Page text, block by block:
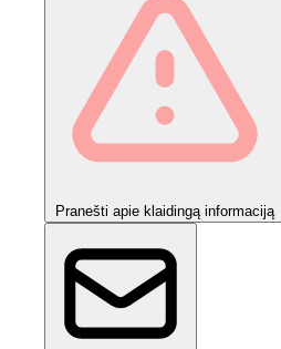
Pranešti apie klaidingą informaciją